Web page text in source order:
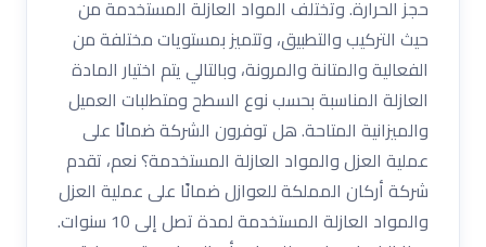
حجز الحرارة. وتختلف المواد العازلة المستخدمة من
حيث التركيب والتطبيق، وتتميز بمستويات مختلفة من
الفعالية والمتانة والمرونة، وبالتالي يتم اختيار المادة
العازلة المناسبة بحسب نوع السطح ومتطلبات العميل
والميزانية المتاحة. هل توفرون الشركة ضمانًا على
عملية العزل والمواد العازلة المستخدمة؟ نعم، تقدم
شركة أركان المملكة للعوازل ضمانًا على عملية العزل
والمواد العازلة المستخدمة لمدة تصل إلى 10 سنوات.